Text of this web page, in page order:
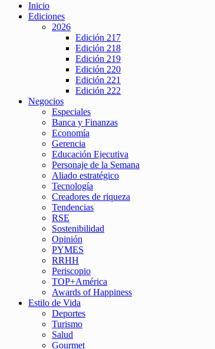
Inicio
Ediciones
2026
Edición 217
Edición 218
Edición 219
Edición 220
Edición 221
Edición 222
Negocios
Especiales
Banca y Finanzas
Economía
Gerencia
Educación Ejecutiva
Personaje de la Semana
Aliado estratégico
Tecnología
Creadores de riqueza
Tendencias
RSE
Sostenibilidad
Opinión
PYMES
RRHH
Periscopio
TOP+América
Awards of Happiness
Estilo de Vida
Deportes
Turismo
Salud
Gourmet